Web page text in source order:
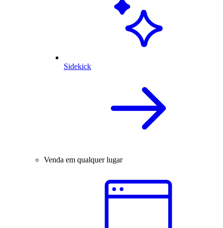
Sidekick
Venda em qualquer lugar